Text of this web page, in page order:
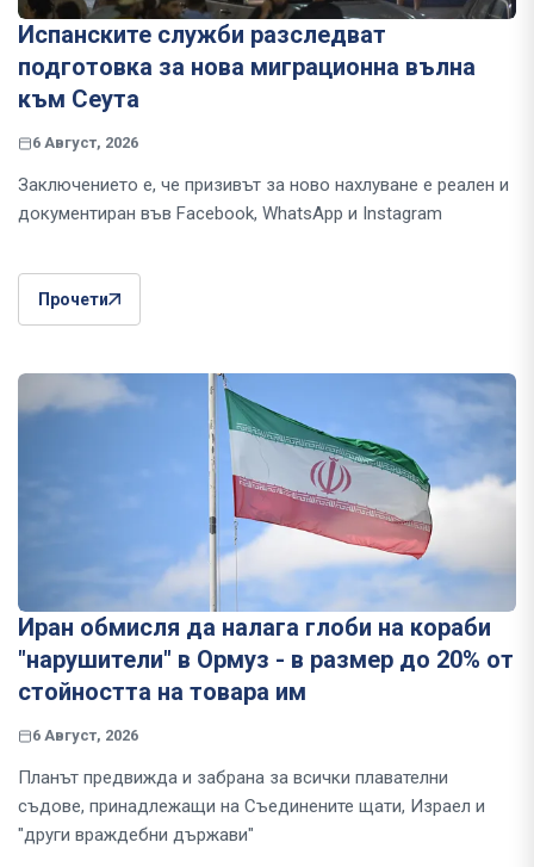
Испанските служби разследват
подготовка за нова миграционна вълна
към Сеута
6 Август, 2026
Заключението е, че призивът за ново нахлуване е реален и
документиран във Facebook, WhatsApp и Instagram
Прочети
Иран обмисля да налага глоби на кораби
"нарушители" в Ормуз - в размер до 20% от
стойността на товара им
6 Август, 2026
Планът предвижда и забрана за всички плавателни
съдове, принадлежащи на Съединените щати, Израел и
"други враждебни държави"